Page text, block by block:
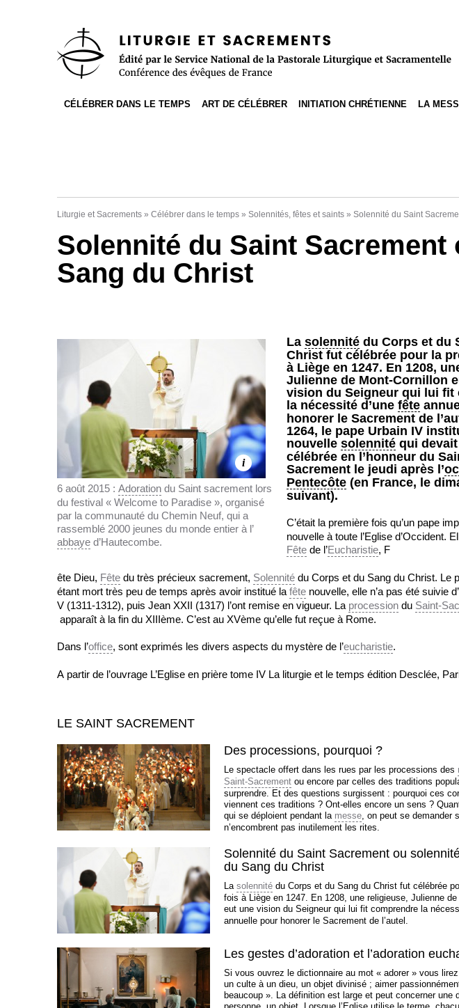
Accès direct à la recherche
CÉLÉBRER DANS LE TEMPS ART DE CÉLÉBRER INITIATION CHRÉTIENNE LA
Liturgie et Sacrements » Célébrer dans le temps » Solennités, fêtes et saints » Solennité du Saint
Solennité du Saint
Sang du Christ
i
6 août 2015 : Adoration du Saint sacrement lors
du festival « Welcome to Paradise », organisé
par la communauté du Chemin Neuf, qui a
rassemblé 2000 jeunes du monde entier à l’
abbaye d’Hautecombe.
La solennité du Corps et du
Christ fut célébrée pour la
à Liège en 1247. En 1208,
Julienne de Mont-Cornillon
vision du Seigneur qui lui fit
la nécessité d’une fête
honorer le Sacrement de
1264, le pape Urbain IV
nouvelle solennité qui
célébrée en l’honneur du
Sacrement le jeudi après l’
Pentecôte (en France, le
suivant).
C’était la première fois qu’un pape
nouvelle à toute l’Eglise d’Occident.
Fête de l’Eucharistie, F
ête Dieu, Fête du très précieux sacrement, Solennité du Corps et du Sang du Christ. Le
étant mort très peu de temps après avoir institué la fête nouvelle, elle n’a pas été suivie
V (1311-1312), puis Jean XXII (1317) l’ont remise en vigueur. La procession du Saint-
apparaît à la fin du XIIIème. C’est au XVème qu’elle fut reçue à Rome.
Dans l’office, sont exprimés les divers aspects du mystère de l’eucharistie.
A partir de l’ouvrage L’Eglise en prière tome IV La liturgie et le temps édition Desclée,
LE SAINT SACREMENT
Des processions, pourquoi ?
Le spectacle offert dans les rues par les processions des
Saint-Sacrement ou encore par celles des traditions
surprendre. Et des questions surgissent : pourquoi ces
viennent ces traditions ? Ont-elles encore un sens ?
qui se déploient pendant la messe, on peut se demander
n’encombrent pas inutilement les rites.
Solennité du Saint Sacrement ou
du Sang du Christ
La solennité du Corps et du Sang du Christ fut célébrée
fois à Liège en 1247. En 1208, une religieuse, Julienne
eut une vision du Seigneur qui lui fit comprendre la
annuelle pour honorer le Sacrement de l’autel.
Les gestes d’adoration et l’adoration
Si vous ouvrez le dictionnaire au mot « adorer » vous
un culte à un dieu, un objet divinisé ; aimer
beaucoup ». La définition est large et peut concerner une